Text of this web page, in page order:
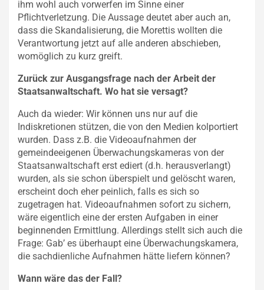
ihm wohl auch vorwerfen im Sinne einer
Pflichtverletzung. Die Aussage deutet aber auch an,
dass die Skandalisierung, die Morettis wollten die
Verantwortung jetzt auf alle anderen abschieben,
womöglich zu kurz greift.
Zurück zur Ausgangsfrage nach der Arbeit der
Staatsanwaltschaft. Wo hat sie versagt?
Auch da wieder: Wir können uns nur auf die
Indiskretionen stützen, die von den Medien kolportiert
wurden. Dass z.B. die Videoaufnahmen der
gemeindeeigenen Überwachungskameras von der
Staatsanwaltschaft erst ediert (d.h. herausverlangt)
wurden, als sie schon überspielt und gelöscht waren,
erscheint doch eher peinlich, falls es sich so
zugetragen hat. Videoaufnahmen sofort zu sichern,
wäre eigentlich eine der ersten Aufgaben in einer
beginnenden Ermittlung. Allerdings stellt sich auch die
Frage: Gab’ es überhaupt eine Überwachungskamera,
die sachdienliche Aufnahmen hätte liefern können?
Wann wäre das der Fall?